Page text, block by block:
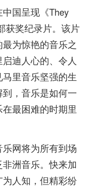
国呈现《They
获奖纪录片。该片
为惊艳的音乐之
迪人心的、令人
里音乐坚强的生
，音乐是如何一
最困难的时期里
网将为所有到场
洲音乐。快来加
人知，但精彩纷